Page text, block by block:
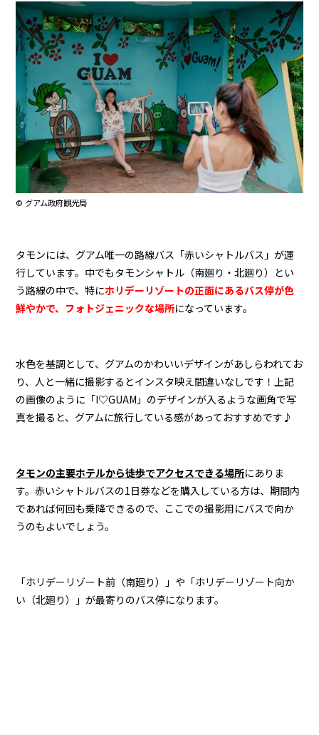
© グアム政府観光局
タモンには、グアム唯一の路線バス「赤いシャトルバス」が運
行しています。中でもタモンシャトル（南廻り・北廻り）とい
う路線の中で、特にホリデーリゾートの正面にあるバス停が色
鮮やかで、フォトジェニックな場所になっています。
水色を基調として、グアムのかわいいデザインがあしらわれてお
り、人と一緒に撮影するとインスタ映え間違いなしです！上記
の画像のように「I♡GUAM」のデザインが入るような画角で写
真を撮ると、グアムに旅行している感があっておすすめです♪
タモンの主要ホテルから徒歩でアクセスできる場所にありま
す。赤いシャトルバスの1日券などを購入している方は、期間内
であれば何回も乗降できるので、ここでの撮影用にバスで向か
うのもよいでしょう。
「ホリデーリゾート前（南廻り）」や「ホリデーリゾート向か
い（北廻り）」が最寄りのバス停になります。